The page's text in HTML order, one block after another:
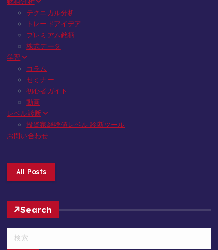
テクニカル分析
トレードアイデア
プレミアム銘柄
株式データ
学習
コラム
セミナー
初心者ガイド
動画
レベル診断
投資家経験値レベル 診断ツール
お問い合わせ
All Posts
Search